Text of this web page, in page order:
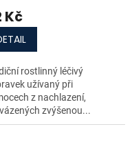
Kč
rostlinný léčivý
užívaný při
z nachlazení,
zvýšenou...